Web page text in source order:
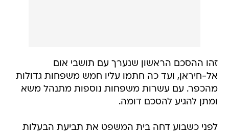
זהו ההסכם הראשון שנערך עם תושבי אום
אל-חיראן, ועד כה חתמו עליו חמש משפחות גדולות
מהכפר. עם עשרות משפחות נוספות מתנהל משא
ומתן להגיע להסכם דומה.
לפני כשבוע דחה בית המשפט את תביעת הבעלות